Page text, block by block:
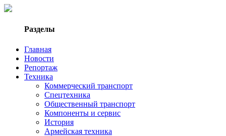
Разделы
Главная
Новости
Репортаж
Техника
Коммерческий транспорт
Спецтехника
Общественный транспорт
Компоненты и сервис
История
Армейская техника